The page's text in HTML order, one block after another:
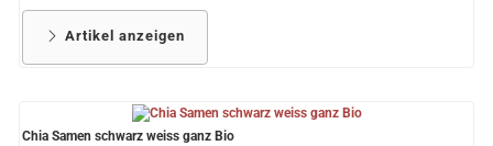
Artikel anzeigen
Chia Samen schwarz weiss ganz Bio